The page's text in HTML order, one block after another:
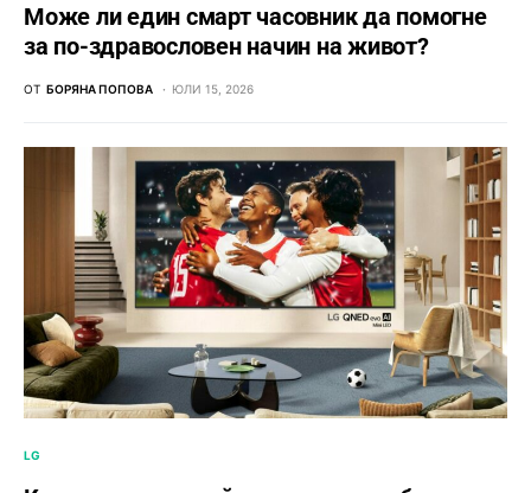
Може ли един смарт часовник да помогне
за по-здравословен начин на живот?
ОТ БОРЯНА ПОПОВА ЮЛИ 15, 2026
LG